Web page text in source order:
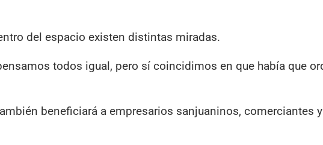
del espacio existen distintas miradas.
todos igual, pero sí coincidimos en que había que
beneficiará a empresarios sanjuaninos, comerciantes